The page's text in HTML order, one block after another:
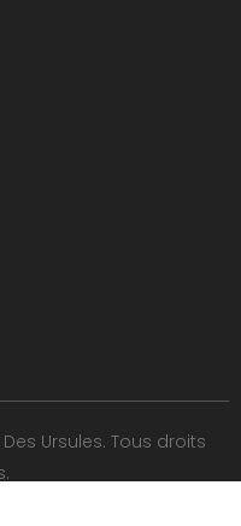
Ursules. Tous droits